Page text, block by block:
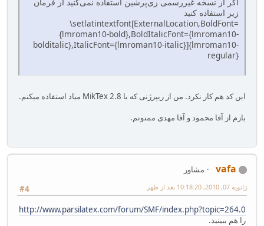
زیر استفاده کنید
\setlatintextfont[ExternalLocation,BoldFont=
{lmroman10-bold},BoldItalicFont={lmroman10-
bolditalic},ItalicFont={lmroman10-italic}]{lmroman10-
regular}
این کد هم کار نکرد. من از زیپرژنی که با MikTex 2.8 میاد استفاده میکنم.
بازم از آقا محمود و آقا مهدی ممنونم.
vafa
مشاور
#4
ژانویه 07, 2010, 10:18:20 بعد از ظهر
http://www.parsilatex.com/forum/SMF/index.php?topic=264.0
را هم ببینید.